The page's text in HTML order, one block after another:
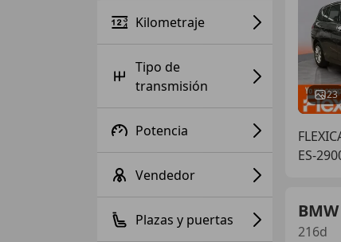
Kilometraje
Tipo de
transmisión
Potencia
Vendedor
Plazas y puertas
23
ES-
BMW
216d